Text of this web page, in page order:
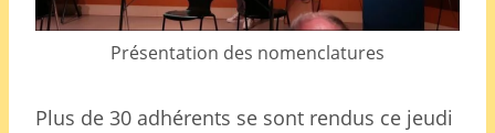
Présentation des nomenclatures
Plus de 30 adhérents se sont rendus ce jeudi